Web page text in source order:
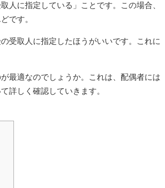
人に指定している」ことです。この場合、
です。
受取人に指定したほうがいいです。これに
最適なのでしょうか。これは、配偶者には
詳しく確認していきます。